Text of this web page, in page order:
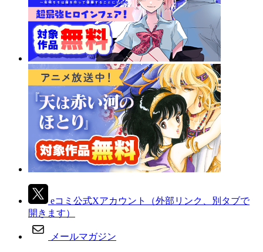
eコミ公式Xアカウント
（外部リンク、別タブで
開きます）
メールマガジン